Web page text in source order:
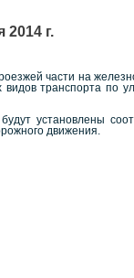
г.
части на
видов транспорта
установлены
движения.